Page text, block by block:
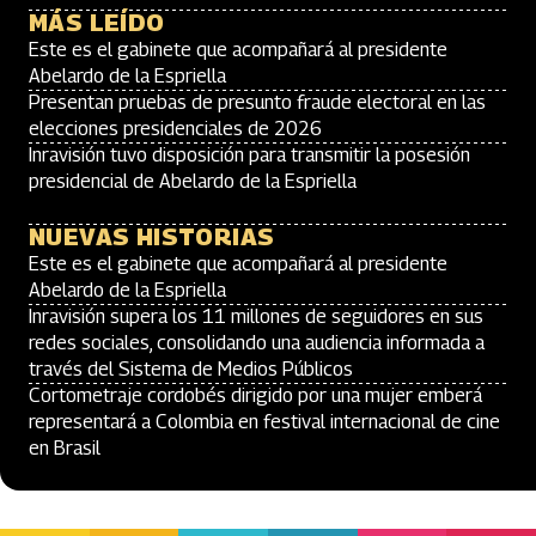
MÁS LEÍDO
Este es el gabinete que acompañará al presidente
Abelardo de la Espriella
Presentan pruebas de presunto fraude electoral en las
elecciones presidenciales de 2026
Inravisión tuvo disposición para transmitir la posesión
presidencial de Abelardo de la Espriella
NUEVAS HISTORIAS
Este es el gabinete que acompañará al presidente
Abelardo de la Espriella
Inravisión supera los 11 millones de seguidores en sus
redes sociales, consolidando una audiencia informada a
través del Sistema de Medios Públicos
Cortometraje cordobés dirigido por una mujer emberá
representará a Colombia en festival internacional de cine
en Brasil